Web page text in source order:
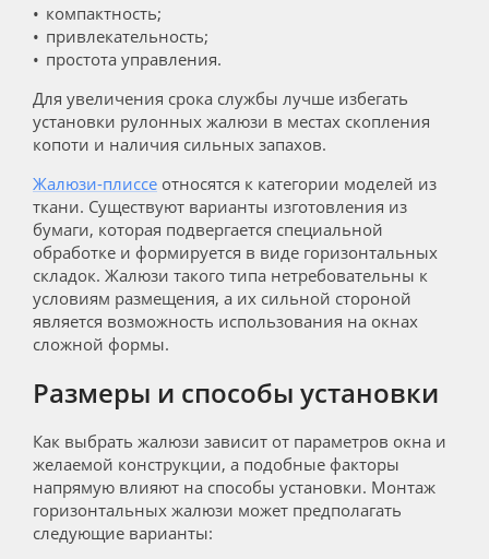
компактность;
привлекательность;
простота управления.
Для увеличения срока службы лучше избегать
установки рулонных жалюзи в местах скопления
копоти и наличия сильных запахов.
Жалюзи-плиссе относятся к категории моделей из
ткани. Существуют варианты изготовления из
бумаги, которая подвергается специальной
обработке и формируется в виде горизонтальных
складок. Жалюзи такого типа нетребовательны к
условиям размещения, а их сильной стороной
является возможность использования на окнах
сложной формы.
Размеры и способы установки
Как выбрать жалюзи зависит от параметров окна и
желаемой конструкции, а подобные факторы
напрямую влияют на способы установки. Монтаж
горизонтальных жалюзи может предполагать
следующие варианты: